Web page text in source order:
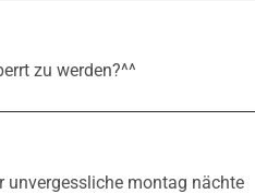
zu werden?^^
unvergessliche montag nächte